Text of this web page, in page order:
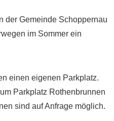
der Gemeinde Schoppernau
im Sommer ein
einen eigenen Parkplatz.
Parkplatz Rothenbrunnen
sind auf Anfrage möglich.